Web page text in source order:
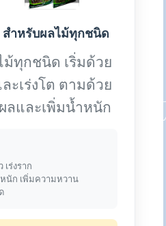
สำหรับผลไม้ทุกชนิด
ทุกชนิด เริ่มด้วย
ะเร่งโต ตามด้วย
ลและเพิ่มน้ำหนัก
เร่งราก
หนัก เพิ่มความหวาน